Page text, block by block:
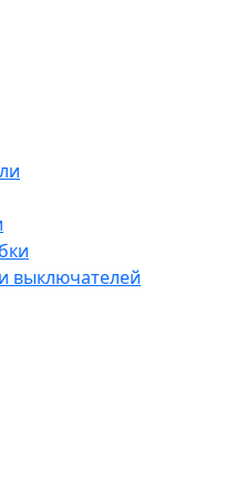
выключателей